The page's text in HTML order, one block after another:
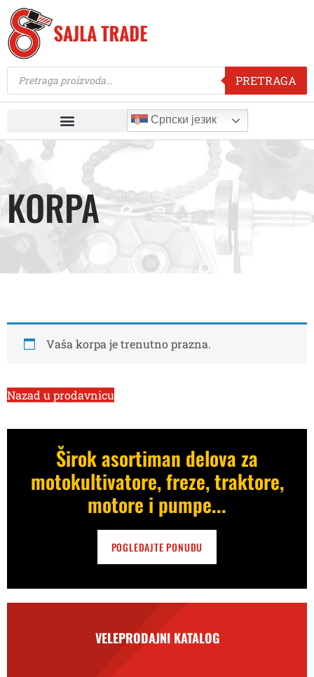
PRETRAGA
Српски језик
KORPA
Vaša korpa je trenutno prazna.
Nazad u prodavnicu
Širok asortiman delova za
motokultivatore, freze, traktore,
motore i pumpe...
POGLEDAJTE PONUDU
VELEPRODAJNI KATALOG